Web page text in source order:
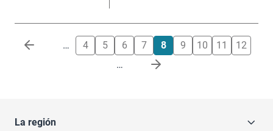
Paginación … 4 5 6 7 8 9 10 11
12
…
La región